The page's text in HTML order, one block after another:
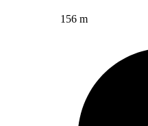
156 m